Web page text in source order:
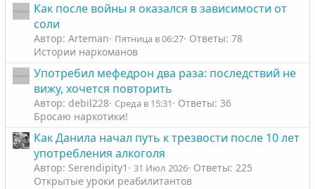
Как после войны я оказался в зависимости от
соли
Автор: Arteman Пятница в 06:27 Ответы: 78
Истории наркоманов
Употребил мефедрон два раза: последствий не
вижу, хочется повторить
Автор: debil228 Среда в 15:31
Ответы: 36
Бросаю наркотики!
Как Данила начал путь к трезвости после 10 лет
употребления алкоголя
Автор: Serendipity1 31 Июл 2026 Ответы: 225
Открытые уроки реабилитантов